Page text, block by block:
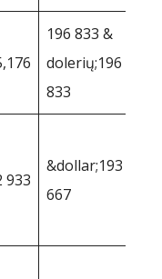
196 833 &
dolerių;196
833
933
&dollar;193
667